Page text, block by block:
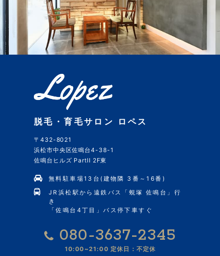
脱毛・育毛サロン ロペス
〒432-8021
浜松市中央区佐鳴台4-38-1
佐鳴台ヒルズ PartII 2F東
無料駐車場13台(建物隣 3番～16番)
JR浜松駅から遠鉄バス「蜆塚 佐鳴台」行
き
「佐鳴台4丁目」バス停下車すぐ
080-3637-2345
10:00~21:00 定休日：不定休